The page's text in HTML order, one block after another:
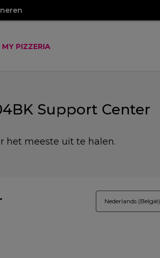
MY PIZZERIA
Support Center
het meeste uit te halen.
Nederlands (België)